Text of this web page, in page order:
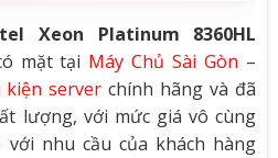
Xeon Platinum 8360HL
mặt tại Máy Chủ Sài Gòn –
kiện server chính hãng và đã
lượng, với mức giá vô cùng
nhu cầu của khách hàng